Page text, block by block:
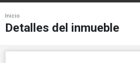
Inicio
Detalles del inmueble